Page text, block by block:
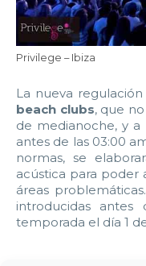
Privilege – Ibiza
La nueva
beach clubs, que
de medianoche, y
antes de las 03:00
normas, se
acústica para poder
áreas
introducidas
temporada el día 1
14:00 14:30
16:00 16:30
18:30
20:00 20:30
22:00 22:30
Edad: